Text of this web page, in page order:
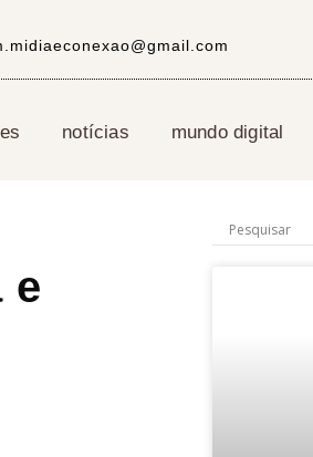
notícias mundo digital
e